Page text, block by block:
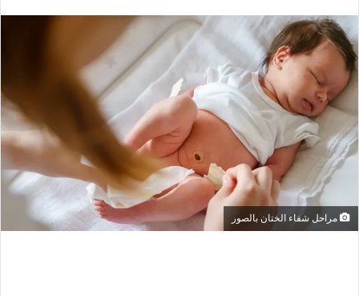
مراحل شفاء الختان بالصور